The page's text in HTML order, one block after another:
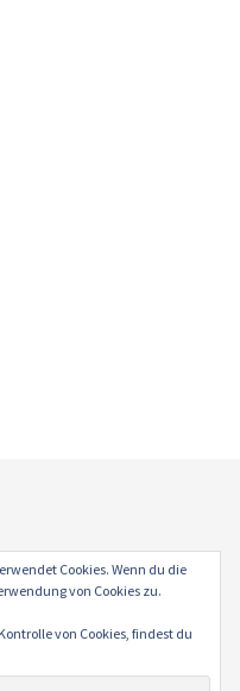
Cookies. Wenn du die
von Cookies zu.
von Cookies, findest du